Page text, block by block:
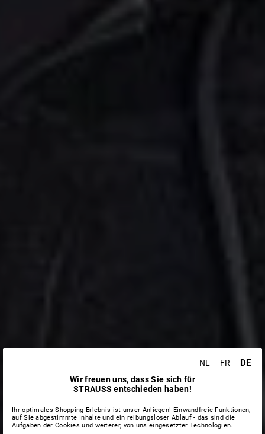
NL FR DE
Wir freuen uns, dass Sie sich für
STRAUSS entschieden haben!
Ihr optimales Shopping-Erlebnis ist unser Anliegen! Einwandfreie Funktionen,
auf Sie abgestimmte Inhalte und ein reibungsloser Ablauf - das sind die
Aufgaben der Cookies und weiterer, von uns eingesetzter Technologien.